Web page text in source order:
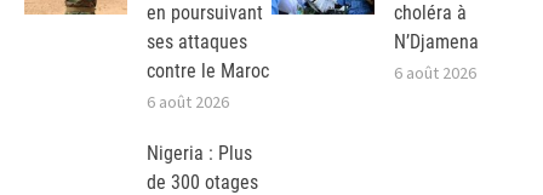
en poursuivant
ses attaques
contre le Maroc
6 août 2026
choléra à
N’Djamena
6 août 2026
Nigeria : Plus
de 300 otages